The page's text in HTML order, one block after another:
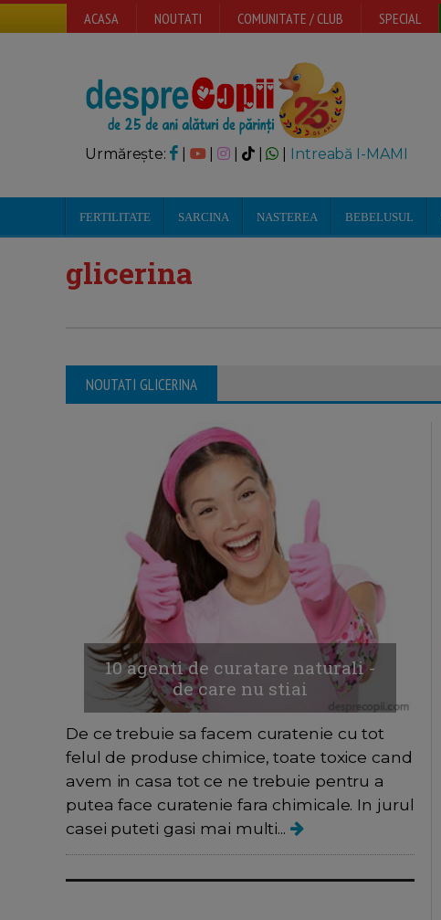
ACASA NOUTATI COMUNITATE / CLUB SPECIAL
Urmărește: | | Intreabă I-MAMI
FERTILITATE SARCINA NASTEREA BEBELUSUL
glicerina
NOUTATI GLICERINA
10 agenti de curatare naturali -
de care nu stiai
De ce trebuie sa facem curatenie cu tot
felul de produse chimice, toate toxice cand
avem in casa tot ce ne trebuie pentru a
putea face curatenie fara chimicale. In jurul
casei puteti gasi mai multi...